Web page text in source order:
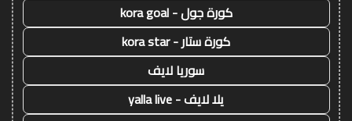
كورة جول - kora goal
كورة ستار - kora star
سوريا لايف
يلا لايف - yalla live